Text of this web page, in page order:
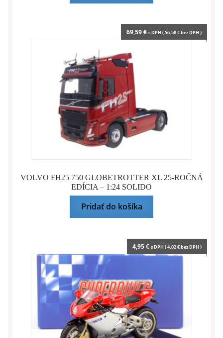
VOLVO FH25 750 GLOBETROTTER XL 25-ROČNÁ
EDÍCIA – 1:24 SOLIDO
69,59€ s DPH (56,58€bez DPH )
Pridať do košíka
4,95€ s DPH (4,02€bez DPH )